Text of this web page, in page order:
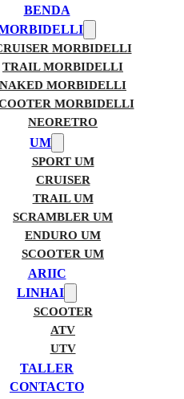
BENDA
MORBIDELLI
TRAIL MORBIDELLI
NAKED MORBIDELLI
MORBIDELLI
NEORETRO
UM
SPORT UM
CRUISER
TRAIL UM
SCRAMBLER UM
ENDURO UM
SCOOTER UM
ARIIC
LINHAI
SCOOTER
ATV
UTV
TALLER
CONTACTO